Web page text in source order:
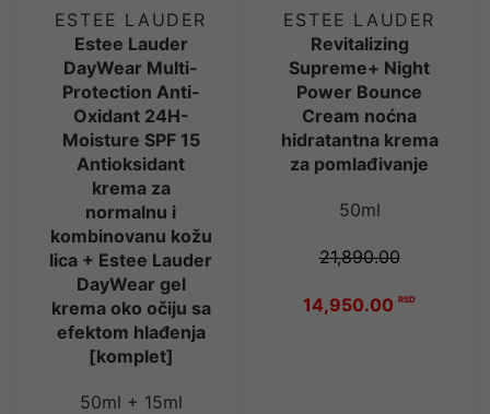
ESTEE LAUDER
Estee Lauder
DayWear Multi-
Protection Anti-
Oxidant 24H-
Moisture SPF 15
Antioksidant
krema za
normalnu i
kombinovanu kožu
lica + Estee Lauder
DayWear gel
krema oko očiju sa
efektom hlađenja
[komplet]
50ml + 15ml
ESTEE LAUDER
Revitalizing
Supreme+ Night
Power Bounce
Cream noćna
hidratantna krema
za pomlađivanje
50ml
21,890.00
14,950.00 RSD